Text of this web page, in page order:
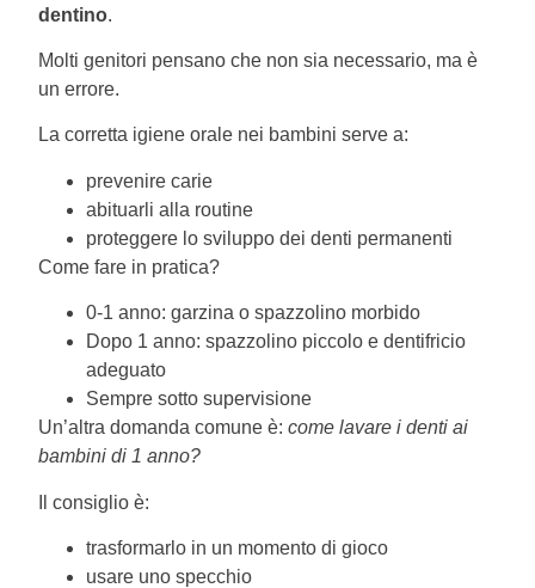
dentino.
Molti genitori pensano che non sia necessario, ma è
un errore.
La corretta igiene orale nei bambini serve a:
prevenire carie
abituarli alla routine
proteggere lo sviluppo dei denti permanenti
Come fare in pratica?
0-1 anno: garzina o spazzolino morbido
Dopo 1 anno: spazzolino piccolo e dentifricio
adeguato
Sempre sotto supervisione
Un’altra domanda comune è: come lavare i denti ai
bambini di 1 anno?
Il consiglio è:
trasformarlo in un momento di gioco
usare uno specchio